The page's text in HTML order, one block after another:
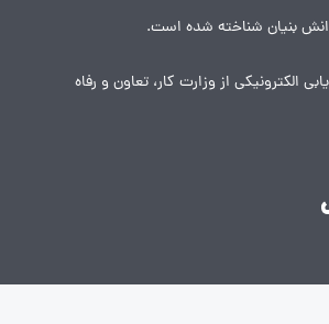
بنیان شناخته شده است.
الکترونیکی از وزارت کار، تعاون و رفاه